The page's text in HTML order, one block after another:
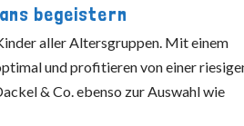
begeistern
aller Altersgruppen. Mit einem
und profitieren von einer
& Co. ebenso zur Auswahl wie